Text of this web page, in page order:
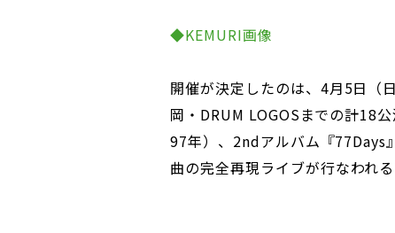
◆KEMURI画像
開催が決定したのは、4月5日（
岡・DRUM LOGOSまでの計
97年）、2ndアルバム『77Days
曲の完全再現ライブが行なわれる